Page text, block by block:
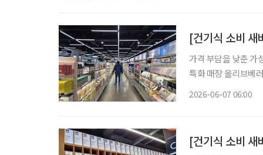
[건기식 소비 새
가격 부담을 낮춘 가
특화 매장 올리브베
2026-06-07 06:00
[건기식 소비